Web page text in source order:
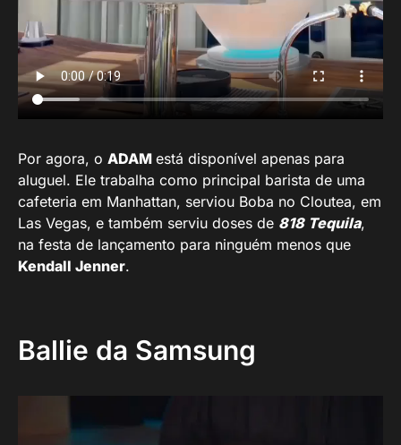
Por agora, o ADAM está disponível apenas para
aluguel. Ele trabalha como principal barista de uma
cafeteria em Manhattan, serviou Boba no Cloutea, em
Las Vegas, e também serviu doses de 818 Tequila,
na festa de lançamento para ninguém menos que
Kendall Jenner.
Ballie da Samsung